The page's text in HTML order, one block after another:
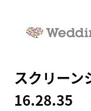
スクリー
16.28.35